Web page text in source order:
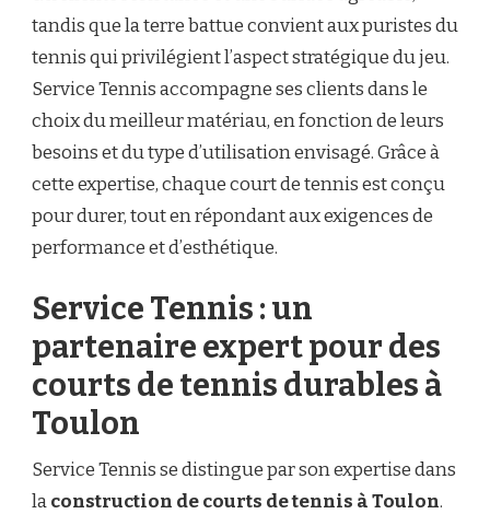
tandis que la terre battue convient aux puristes du
tennis qui privilégient l’aspect stratégique du jeu.
Service Tennis accompagne ses clients dans le
choix du meilleur matériau, en fonction de leurs
besoins et du type d’utilisation envisagé. Grâce à
cette expertise, chaque court de tennis est conçu
pour durer, tout en répondant aux exigences de
performance et d’esthétique.
Service Tennis : un
partenaire expert pour des
courts de tennis durables à
Toulon
Service Tennis se distingue par son expertise dans
laconstruction de courts de tennis à Toulon.